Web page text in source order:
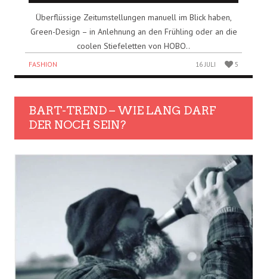
Überflüssige Zeitumstellungen manuell im Blick haben,
Green-Design – in Anlehnung an den Frühling oder an die
coolen Stiefeletten von HOBO..
FASHION 16 JULI 5
BART-TREND – WIE LANG DARF
DER NOCH SEIN?